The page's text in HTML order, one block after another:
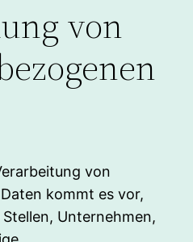
von
von
kommt es vor,
Unternehmen,